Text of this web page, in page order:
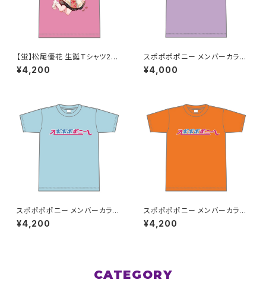
【蛍】松尾優花 生誕Ｔシャツ202
5 XXL〜XXXLサイズ
¥4,200
スポポポポニー メンバーカラー
シンプルデザイン ロゴTシャツ
パープル S〜XLサイズ
¥4,000
スポポポポニー メンバーカラー
シンプルデザイン ロゴTシャツ
ライトブルー XXL〜XXXLサイ
¥4,200
スポポポポニー メンバーカラー
シンプルデザイン ロゴTシャツ
オレンジ XXL〜XXXLサイズ
¥4,200
CATEGORY